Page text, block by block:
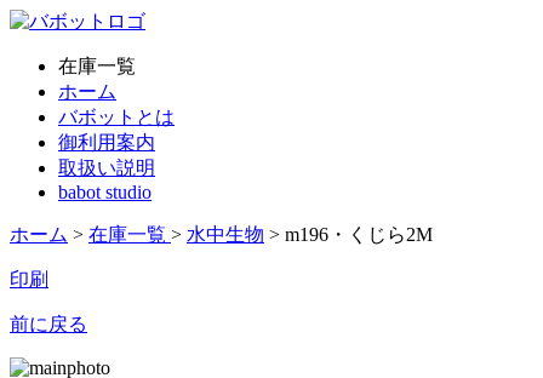
在庫一覧
ホーム
バボットとは
御利用案内
取扱い説明
babot studio
ホーム > 在庫一覧 > 水中生物 > m196・くじら2M
印刷
前に戻る